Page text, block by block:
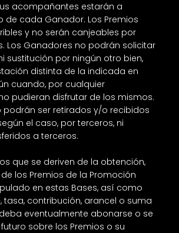
acompañantes estarán a
de cada Ganador. Los Premios
y no serán canjeables por
Los Ganadores no podrán solicitar
sustitución por ningún otro bien,
distinta de la indicada en
cuando, por cualquier
pudieran disfrutar de los mismos.
podrán ser retirados y/o recibidos
el caso, por terceros, ni
a terceros.
que se deriven de la obtención,
los Premios de la Promoción
en estas Bases, así como
tasa, contribución, arancel o suma
eventualmente abonarse o se
sobre los Premios o su